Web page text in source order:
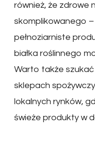
również, że zdrowe
skomplikowanego
pełnoziarniste
białka roślinnego
Warto także
sklepach
lokalnych rynków,
świeże produkty w